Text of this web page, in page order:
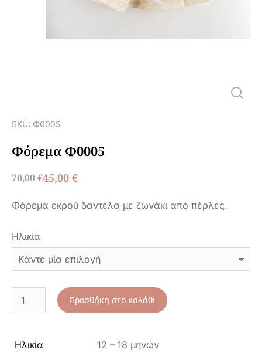
SKU: Φ0005
Φόρεμα Φ0005
70,00€45,00 €
Φόρεμα εκρού δαντέλα με ζωνάκι από πέρλες.
Ηλικία
Προσθήκη στο καλάθι
Ηλικία 12 – 18 μηνών